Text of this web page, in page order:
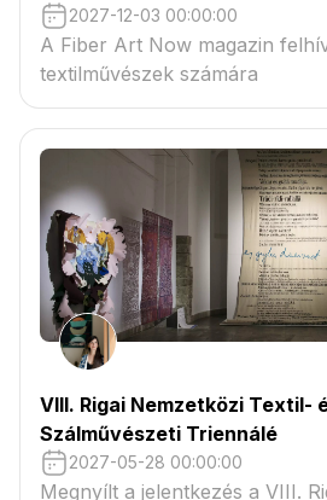
2027-12-03 00:00:00
A Fiber Art Now magazin
textilművészek számára
VIII. Rigai Nemzetközi Textil-
Szálművészeti Triennálé
2027-05-28 00:00:00
Megnyílt a jelentkezés a VIII.